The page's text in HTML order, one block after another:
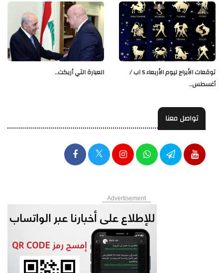
العبارة التي أربكت..
توقعات الأبراج ليوم الأربعاء 5 آب /
أغسطس..
تواصل معنا
Advertisement